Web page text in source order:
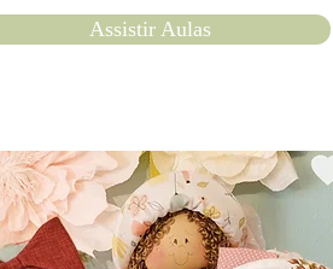
Assistir Aulas